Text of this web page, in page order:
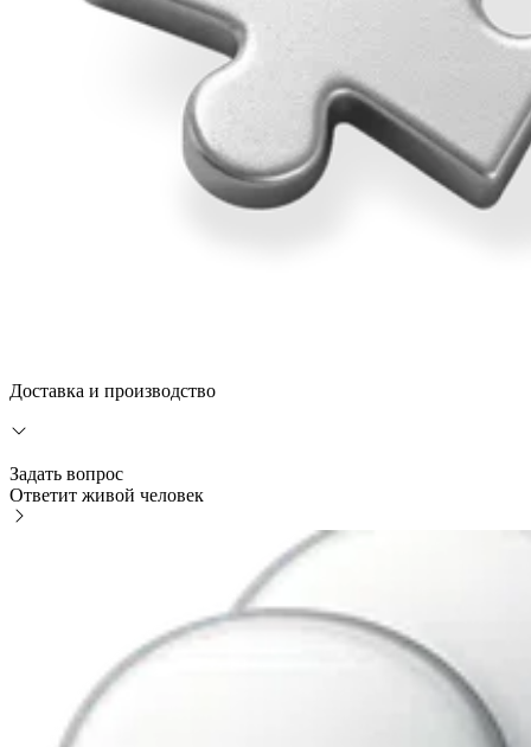
Доставка и производство
Задать вопрос
Ответит живой человек